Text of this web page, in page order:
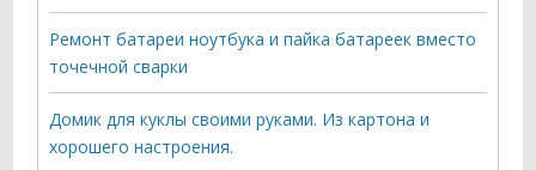
Ремонт батареи ноутбука и пайка батареек вместо
точечной сварки
Домик для куклы своими руками. Из картона и
хорошего настроения.